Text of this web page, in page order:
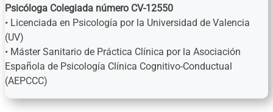
Psicóloga Colegiada número CV-12550
• Licenciada en Psicología por la Universidad de Valencia
(UV)
• Máster Sanitario de Práctica Clínica por la Asociación
Española de Psicología Clínica Cognitivo-Conductual
(AEPCCC)